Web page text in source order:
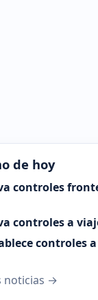
de hoy
controles
controles a
controles
noticias →